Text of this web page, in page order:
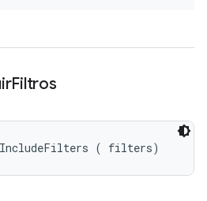
Filtros
( filters)